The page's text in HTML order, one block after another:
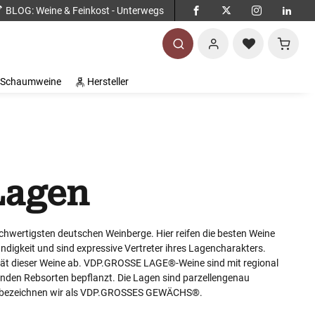
BLOG: Weine & Feinkost - Unterwegs
Schaumweine Hersteller
deutschen Weinberge. Hier reifen die besten Weine
und sind expressive Vertreter ihres Lagencharakters.
Weine ab. VDP.GROSSE LAGE®-Weine sind mit regional
Rebsorten bepflanzt. Die Lagen sind parzellengenau
wir als VDP.GROSSES GEWÄCHS®.